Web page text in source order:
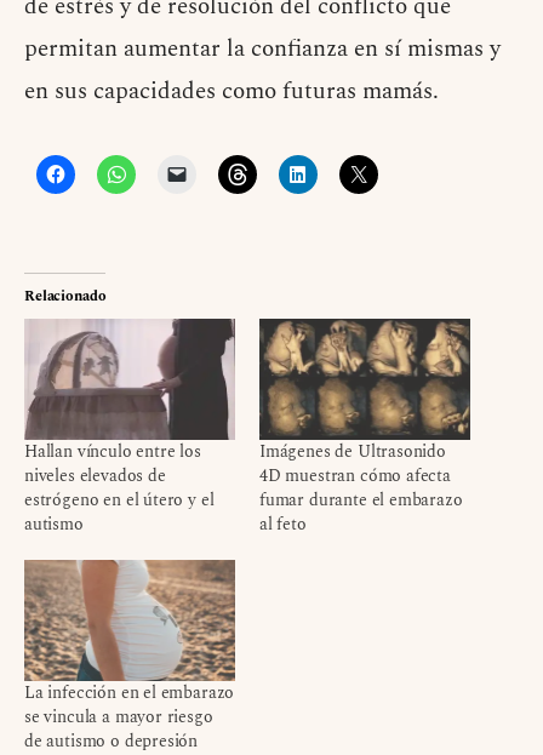
permitan aumentar la confianza en sí mismas y
en sus capacidades como futuras mamás.
Relacionado
Hallan vínculo entre los
niveles elevados de
estrógeno en el útero y el
autismo
Imágenes de Ultrasonido
4D muestran cómo afecta
fumar durante el embarazo
al feto
La infección en el embarazo
se vincula a mayor riesgo
de autismo o depresión